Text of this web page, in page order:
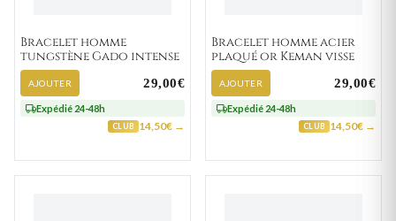
Bracelet homme
tungstène Gado intense
AJOUTER 29,00€
Expédié 24-48h
CLUB 14,50€ →
Bracelet homme acier
plaqué or Keman visse
AJOUTER 29,00€
Expédié 24-48h
CLUB 14,50€ →